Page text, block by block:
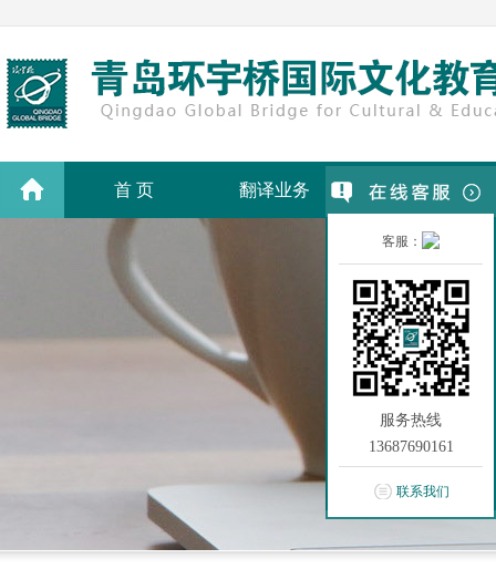
客服：
服务热线
13687690161
联系我们
首 页 翻译业务 翻译价格